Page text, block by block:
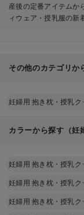
産後の定番アイテムか
ィウェア・授乳服の新
その他のカテゴリか
妊婦用 抱き枕・授乳ク
カラーから探す（妊
妊婦用 抱き枕・授乳ク
妊婦用 抱き枕・授乳ク
妊婦用 抱き枕・授乳ク